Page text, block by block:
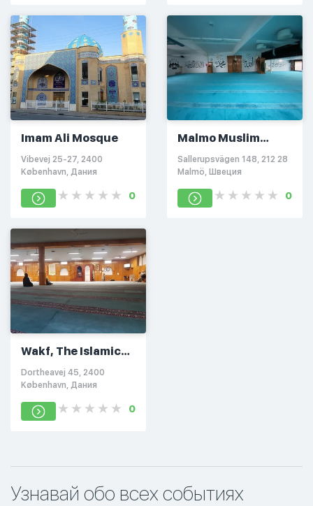
Imam Ali Mosque
Vibevej 25-27, 2400
København, Дания
0
Malmo Muslim
congregation
Sallerupsvägen 148, 212 28
Malmö, Швеция
0
Wakf, The Islamic
Faith Society in
Denmark
Dortheavej 45, 2400
København, Дания
0
Узнавай обо всех событиях